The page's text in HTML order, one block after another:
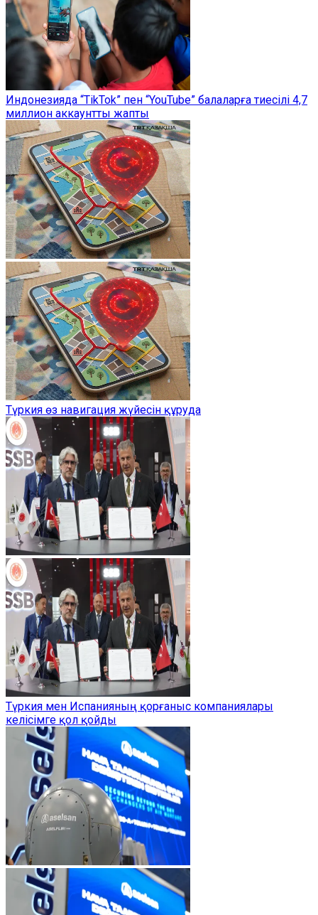
Индонезияда “TikTok” пен “YouTube” балаларға тиесілі 4,7
миллион аккаунтты жапты
Түркия өз навигация жүйесін құруда
Түркия мен Испанияның қорғаныс компаниялары
келісімге қол қойды